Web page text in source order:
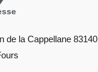
de la Cappellane 83140